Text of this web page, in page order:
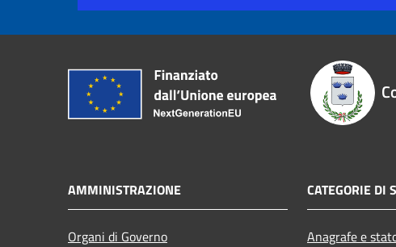
AMMINISTRAZIONE
Organi di Governo
CATEGORIE DI
Anagrafe e